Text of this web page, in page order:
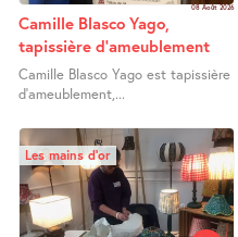
08 Août 2026
Camille Blasco Yago,
tapissière d’ameublement
Camille Blasco Yago est tapissière
d’ameublement,...
Les mains d’or